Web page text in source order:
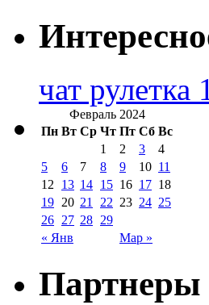
чат
Февраль 2024
Пн Вт Ср Чт Пт Сб Вс
« Янв Мар »
1 2 3
4
5
6 7 8 9 10 11
12 13 14 15 16 17 18
19 20 21 22 23 24 25
26 27 28 29
Партнеры